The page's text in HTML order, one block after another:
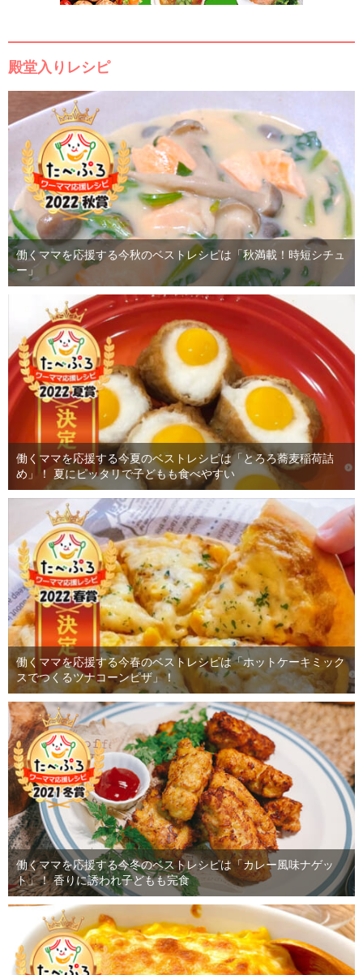
殿堂入りレシピ
働くママを応援する今秋のベストレシピは「秋満載！時短シチュ
ー」
働くママを応援する今夏のベストレシピは「とろろ蕎麦稲荷詰
め」！ 夏にピッタリで子どもも食べやすい
働くママを応援する今春のベストレシピは「ホットケーキミック
スでつくるツナコーンピザ」！
働くママを応援する今冬のベストレシピは「カレー風味ナゲッ
ト」！ 香りに誘われ子どもも完食